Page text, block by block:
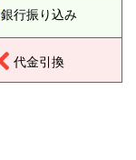
銀行振り込み
代金引換